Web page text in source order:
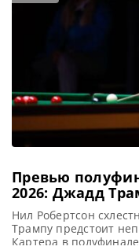
квалификации
Превью
2026: Джадд
Нил Робертсон
Нил Робертсон
Трампу предстоит
Картера в